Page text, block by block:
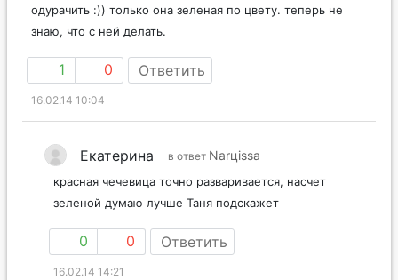
одурачить :)) только она зеленая по цвету. теперь не
знаю, что с ней делать.
1 0 Ответить
16.02.14 10:04
Екатерина в ответ Narцissa
красная чечевица точно разваривается, насчет
зеленой думаю лучше Таня подскажет
0 0 Ответить
16.02.14 14:21